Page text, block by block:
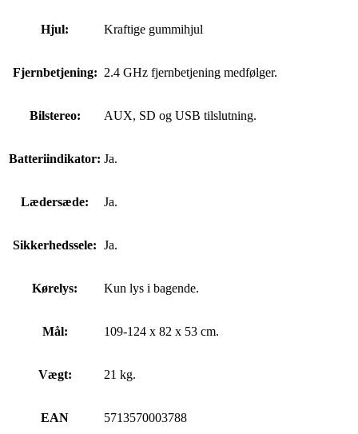
Hjul: Kraftige gummihjul
Fjernbetjening: 2.4 GHz fjernbetjening medfølger.
Bilstereo: AUX, SD og USB tilslutning.
Batteriindikator: Ja.
Lædersæde: Ja.
Sikkerhedssele: Ja.
Kørelys: Kun lys i bagende.
Mål: 109-124 x 82 x 53 cm.
Vægt: 21 kg.
EAN 5713570003788